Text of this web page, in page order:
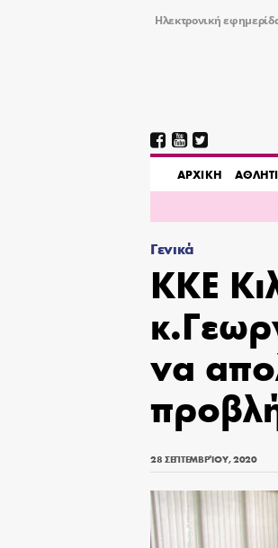
Ηλεκτρονική
AΡΧΙΚΗ
Γενικά
ΚΚΕ
να
28 ΣΕΠΤΕΜΒΡΊΟΥ, 2020